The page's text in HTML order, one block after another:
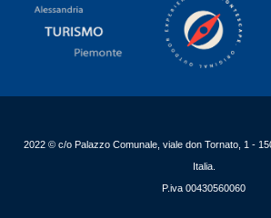
2022 © c/o Palazzo Comunale, viale don Tornato, 1 -
Italia.
P.iva 00430560060